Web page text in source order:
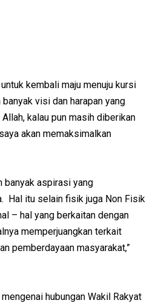
kembali maju menuju kursi
visi dan harapan yang
kalau pun masih diberikan
akan memaksimalkan
banyak aspirasi yang
Hal itu selain fisik juga Non Fisik
– hal yang berkaitan dengan
memperjuangkan terkait
pemberdayaan masyarakat,”
hubungan Wakil Rakyat